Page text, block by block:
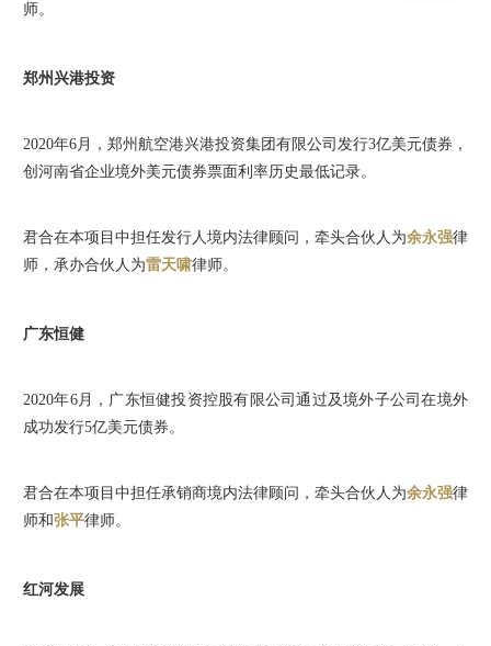
师。
郑州兴港投资
2020年6月，郑州航空港兴港投资集团有限公司发行3亿美元债券，
创河南省企业境外美元债券票面利率历史最低记录。
君合在本项目中担任发行人境内法律顾问，牵头合伙人为余永强律
师，承办合伙人为雷天啸律师。
广东恒健
2020年6月，广东恒健投资控股有限公司通过及境外子公司在境外
成功发行5亿美元债券。
君合在本项目中担任承销商境内法律顾问，牵头合伙人为余永强律
师和张平律师。
红河发展